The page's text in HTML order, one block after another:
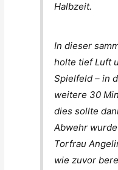
Halbzeit.
In dieser
holte tief Luft
Spielfeld – in
weitere 30
dies sollte
Abwehr
Torfrau
wie zuvor